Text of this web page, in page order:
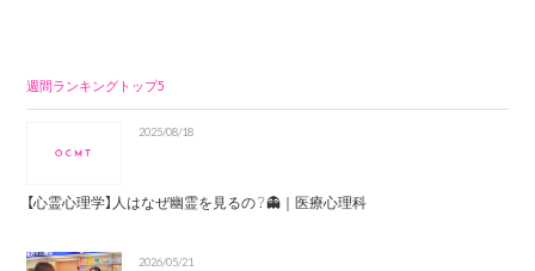
週間ランキングトップ5
2025/08/18
【心霊心理学】人はなぜ幽霊を見るの？👻｜医療心理科
2026/05/21